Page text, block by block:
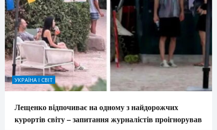
УКРАЇНА І СВІТ
Лещенко відпочиває на одному з найдорожчих
курортів світу – запитання журналістів проігнорував